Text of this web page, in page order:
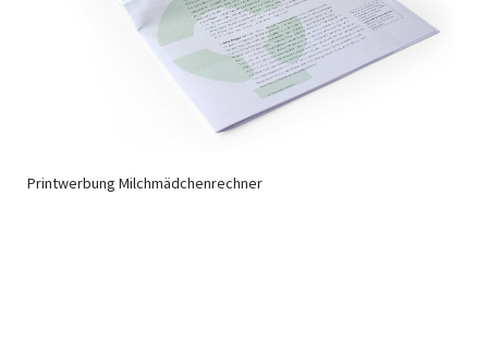
Printwerbung Milchmädchenrechner